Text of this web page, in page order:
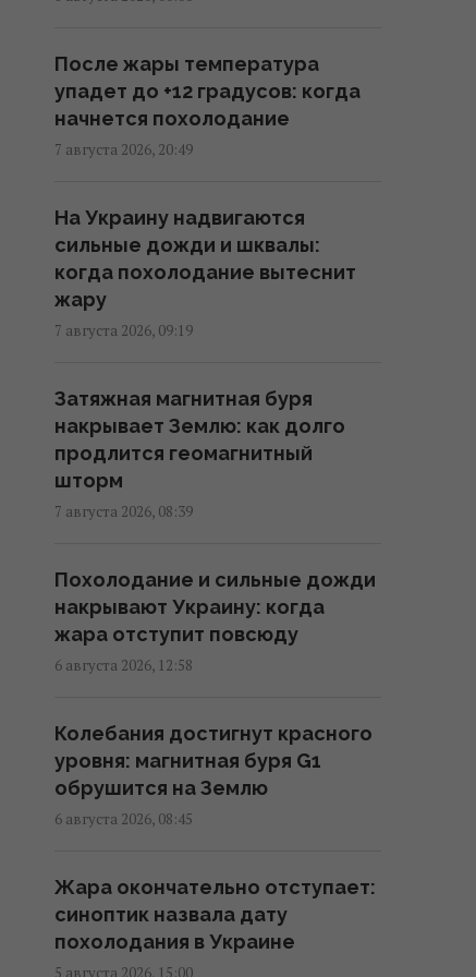
раскрыли подробности
15:31 суббота, 08 августа 2026
14:54 суббота, 08 августа 2026
США внезапно уволили
генерала, командовавшего
Главный генерал США ищет
выход из войны в Иране, чтобы
не разозлить Трампа, - CNN
Разведка США связывает с
Россией дрон со взрывчаткой в
аэропорту Лейпцига, – WSJ
"Смело и мужественно": СМИ
раскрыли, кто спас украинский
самолет от дрона в Лейпциге
Трамп неохотно усиливает
давление на РФ, но
законопроект Грэма заставит
После жары температура
упадет до +12 градусов: когда
начнется похолодание
7 августа 2026, 20:49
На Украину надвигаются
сильные дожди и шквалы:
когда похолодание вытеснит
жару
7 августа 2026, 09:19
Затяжная магнитная буря
накрывает Землю: как долго
продлится геомагнитный
шторм
7 августа 2026, 08:39
Похолодание и сильные дожди
накрывают Украину: когда
жара отступит повсюду
6 августа 2026, 12:58
Колебания достигнут красного
уровня: магнитная буря G1
обрушится на Землю
6 августа 2026, 08:45
Жара окончательно отступает:
синоптик назвала дату
похолодания в Украине
5 августа 2026, 15:00